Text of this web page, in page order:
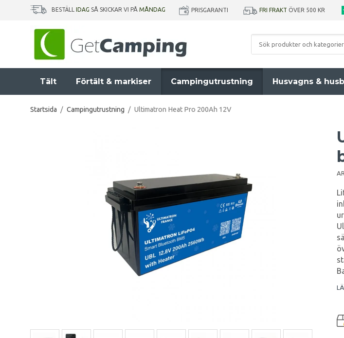
BESTÄLL IDAG SÅ SKICKAR VI PÅ MÅNDAG PRISGARANTI FRI FRAKT ÖVER 500 KR
Tält Förtält & markiser Campingutrustning Husvagns &
Startsida / Campingutrustning / Ultimatron Heat Pro 200Ah 12V